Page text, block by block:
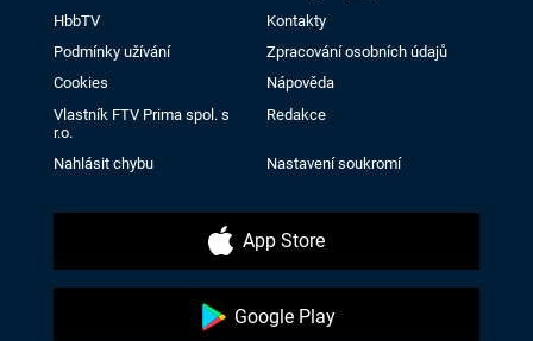
HbbTV
Kontakty
Podmínky užívání
Zpracování osobních údajů
Cookies
Nápověda
Vlastník FTV Prima spol. s
r.o.
Redakce
Nahlásit chybu Nastavení soukromí
App Store
Google Play